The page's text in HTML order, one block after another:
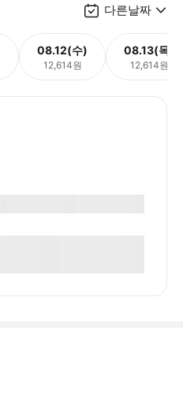
다른날짜
08.12(수)
12,614원
08.13(목)
12,614원